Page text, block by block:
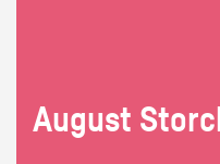
Au­gust